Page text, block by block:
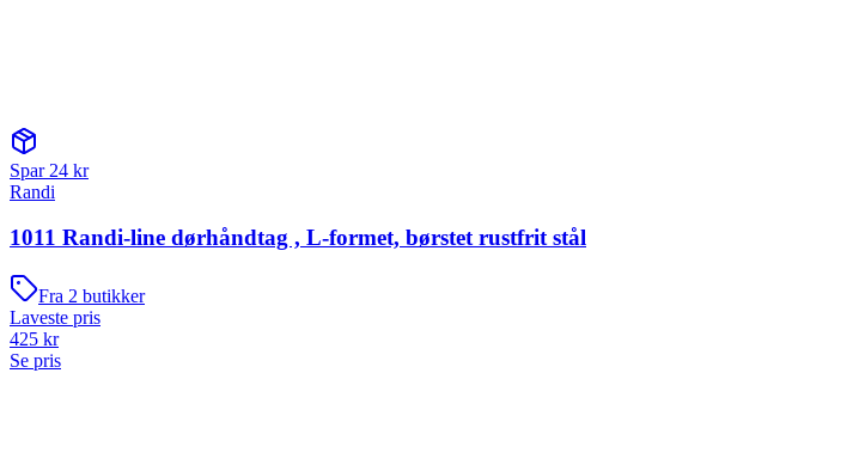
Spar 24 kr
Randi
1011 Randi-line dørhåndtag , L-formet, børstet rustfrit stål
Fra 2 butikker
Laveste pris
425 kr
Se pris